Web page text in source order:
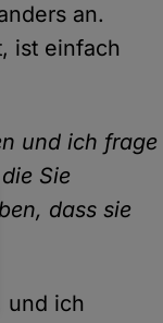
an.
ist einfach
und ich frage
Sie
dass sie
und ich